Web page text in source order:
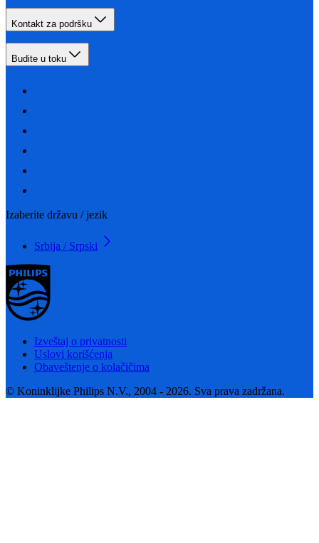
Kontakt za podršku
Budite u toku
Izaberite državu / jezik
Srbija / Srpski
Izveštaj o privatnosti
Uslovi korišćenja
Obaveštenje o kolačičima
© Koninklijke Philips N.V., 2004 - 2026. Sva prava zadržana.